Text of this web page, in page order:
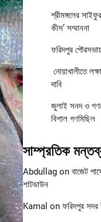
শ্রীমঙ্গলের
কীস’ সম্মাননা
ফরিদপুর
নোয়াখালীতে
দাবি
জুলাই সনদ ও
বিশাল গণমিছিল
সাম্প্রতিক
Abdullagon বাজেট
শাটডাউন
Kamal on ফরিদপুর সদর